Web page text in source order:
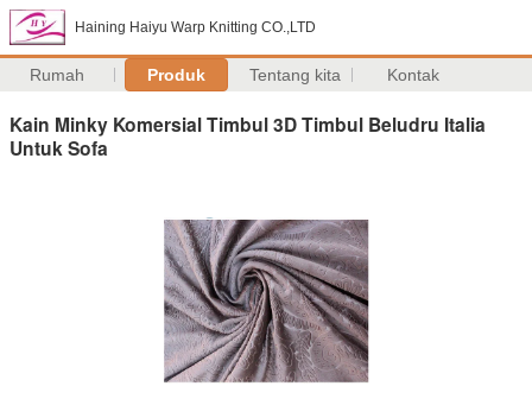
Haining Haiyu Warp Knitting CO.,LTD
Rumah Produk Tentang kita Kontak
Kain Minky Komersial Timbul 3D Timbul Beludru Italia
Untuk Sofa